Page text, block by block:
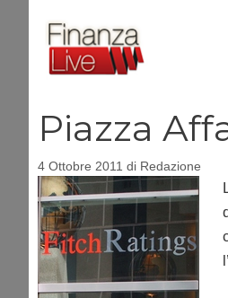
contenuto
Piazza
4 Ottobre 2011 di Redazione